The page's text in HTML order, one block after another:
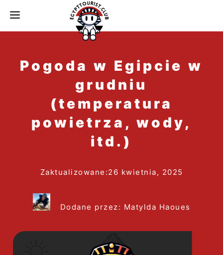
MENU
Pogoda w Egipcie w
grudniu
(temperatura
powietrza, wody,
itd.)
Zaktualizowane:26 kwietnia, 2025
Dodane przez: Matylda Haoues